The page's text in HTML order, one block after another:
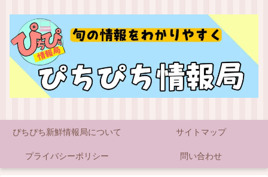
ぴちぴち新鮮情報局について サイトマップ
プライバシーポリシー 問い合わせ